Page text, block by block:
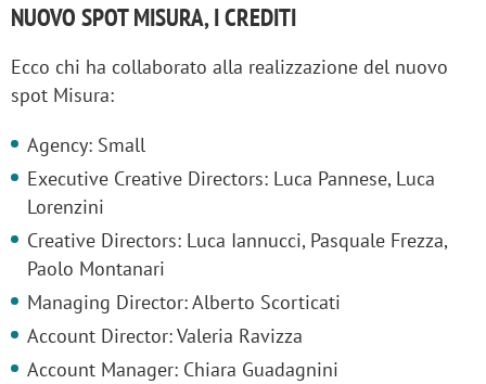
NUOVO SPOT MISURA, I CREDITI
Ecco chi ha collaborato alla realizzazione del nuovo
spot Misura:
Agency: Small
Executive Creative Directors: Luca Pannese, Luca
Lorenzini
Creative Directors: Luca Iannucci, Pasquale Frezza,
Paolo Montanari
Managing Director: Alberto Scorticati
Account Director: Valeria Ravizza
Account Manager: Chiara Guadagnini